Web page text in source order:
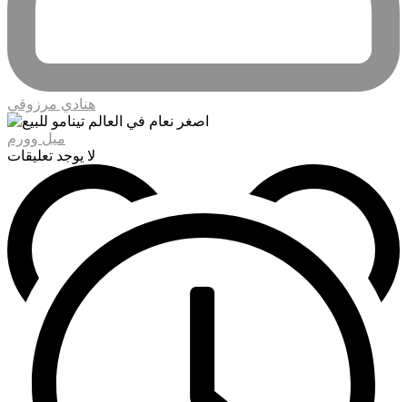
هنادي مرزوقي
ميل وورم
لا يوجد تعليقات